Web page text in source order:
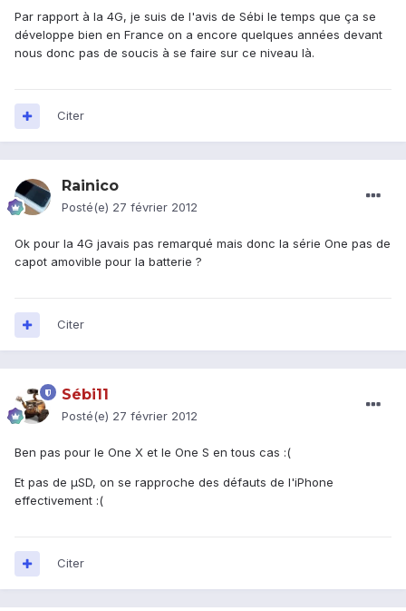
Par rapport à la 4G, je suis de l'avis de Sébi le temps que ça se
développe bien en France on a encore quelques années devant
nous donc pas de soucis à se faire sur ce niveau là.
Citer
Rainico
Posté(e) 27 février 2012
Ok pour la 4G javais pas remarqué mais donc la série One pas de
capot amovible pour la batterie ?
Citer
Sébi11
Posté(e) 27 février 2012
Ben pas pour le One X et le One S en tous cas :(
Et pas de µSD, on se rapproche des défauts de l'iPhone
effectivement :(
Citer